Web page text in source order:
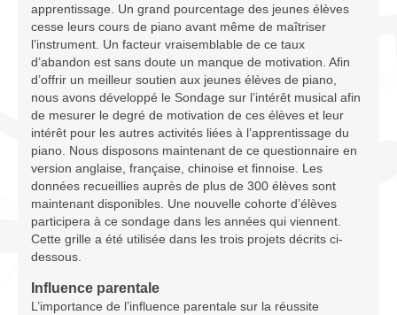
Infrastructure
Programmes
Publications
Ressources
Archives
Carte du site
Donner
apprentissage. Un grand pourcentage des jeunes élèves
cesse leurs cours de piano avant même de maîtriser
l’instrument. Un facteur vraisemblable de ce taux
d’abandon est sans doute un manque de motivation. Afin
d’offrir un meilleur soutien aux jeunes élèves de piano,
nous avons développé le Sondage sur l’intérêt musical afin
de mesurer le degré de motivation de ces élèves et leur
intérêt pour les autres activités liées à l’apprentissage du
piano. Nous disposons maintenant de ce questionnaire en
version anglaise, française, chinoise et finnoise. Les
données recueillies auprès de plus de 300 élèves sont
maintenant disponibles. Une nouvelle cohorte d’élèves
participera à ce sondage dans les années qui viennent.
Cette grille a été utilisée dans les trois projets décrits ci-
dessous.
Influence parentale
L’importance de l’influence parentale sur la réussite